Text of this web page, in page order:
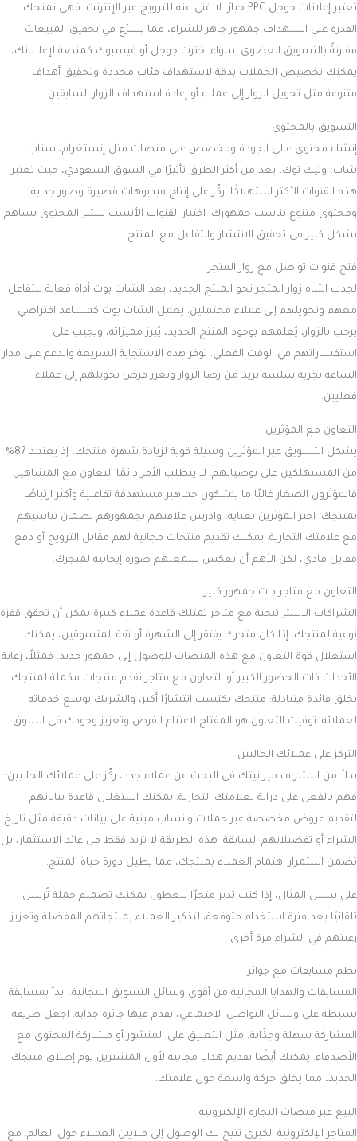
تعتبر إعلانات جوجل PPC خيارًا لا غنى عنه للترويج عبر الإنترنت. فهي تمنحك
القدرة على استهداف جمهور جاهز للشراء، مما يسرّع في تحقيق المبيعات
مقارنةً بالتسويق العضوي. سواء اخترت جوجل أو فيسبوك كمنصة لإعلاناتك،
يمكنك تخصيص الحملات بدقة لاستهداف فئات محددة وتحقيق أهداف
متنوعة مثل تحويل الزوار إلى عملاء أو إعادة استهداف الزوار السابقين.
التسويق بالمحتوى
إنشاء محتوى عالي الجودة ومخصص على منصات مثل إنستغرام، سناب
شات، وتيك توك، يعد من أكثر الطرق تأثيرًا في السوق السعودي، حيث تعتبر
هذه القنوات الأكثر استهلاكًا. ركّز على إنتاج فيديوهات قصيرة وصور جذابة
ومحتوى متنوع يناسب جمهورك. اختيار القنوات الأنسب لنشر المحتوى يساهم
بشكل كبير في تحقيق الانتشار والتفاعل مع المنتج.
فتح قنوات تواصل مع زوار المتجر
لجذب انتباه زوار المتجر نحو المنتج الجديد، يعد الشات بوت أداة فعالة للتفاعل
معهم وتحويلهم إلى عملاء محتملين. يعمل الشات بوت كمساعد افتراضي
يرحب بالزوار، يُعلمهم بوجود المنتج الجديد، يُبرز مميزاته، ويجيب على
استفساراتهم في الوقت الفعلي. توفر هذه الاستجابة السريعة والدعم على مدار
الساعة تجربة سلسة تزيد من رضا الزوار وتعزز فرص تحويلهم إلى عملاء
فعليين.
التعاون مع المؤثرين
يشكل التسويق عبر المؤثرين وسيلة قوية لزيادة شهرة منتجك، إذ يعتمد 87%
من المستهلكين على توصياتهم. لا يتطلب الأمر دائمًا التعاون مع المشاهير،
فالمؤثرون الصغار غالبًا ما يمتلكون جماهير مستهدفة تفاعلية وأكثر ارتباطًا
بمنتجك. اختر المؤثرين بعناية، وادرس علاقتهم بجمهورهم لضمان تناسبهم
مع علامتك التجارية. يمكنك تقديم منتجات مجانية لهم مقابل الترويج أو دفع
مقابل مادي، لكن الأهم أن تعكس سمعتهم صورة إيجابية لمتجرك.
التعاون مع متاجر ذات جمهور كبير
الشراكات الاستراتيجية مع متاجر تمتلك قاعدة عملاء كبيرة يمكن أن تحقق قفزة
نوعية لمنتجك. إذا كان متجرك يفتقر إلى الشهرة أو ثقة المتسوقين، يمكنك
استغلال قوة التعاون مع هذه المنصات للوصول إلى جمهور جديد. فمثلاً، رعاية
الأحداث ذات الحضور الكبير أو التعاون مع متاجر تقدم منتجات مكملة لمنتجك
يخلق فائدة متبادلة: منتجك يكتسب انتشارًا أكبر، والشريك يوسع خدماته
لعملائه. توقيت التعاون هو المفتاح لاغتنام الفرص وتعزيز وجودك في السوق.
التركز على عملائك الحاليين
بدلاً من استنزاف ميزانيتك في البحث عن عملاء جدد، ركّز على عملائك الحاليين؛
فهم بالفعل على دراية بعلامتك التجارية. يمكنك استغلال قاعدة بياناتهم
لتقديم عروض مخصصة عبر حملات واتساب مبنية على بيانات دقيقة مثل تاريخ
الشراء أو تفضيلاتهم السابقة. هذه الطريقة لا تزيد فقط من عائد الاستثمار، بل
تضمن استمرار اهتمام العملاء بمنتجك، مما يطيل دورة حياة المنتج.
على سبيل المثال، إذا كنت تدير متجرًا للعطور، يمكنك تصميم حملة تُرسل
تلقائيًا بعد فترة استخدام متوقعة، لتذكير العملاء بمنتجاتهم المفضلة وتعزيز
رغبتهم في الشراء مرة أخرى.
نظم مسابقات مع جوائز
المسابقات والهدايا المجانية من أقوى وسائل التسويق المجانية. ابدأ بمسابقة
بسيطة على وسائل التواصل الاجتماعي، تقدم فيها جائزة جذابة. اجعل طريقة
المشاركة سهلة وجذّابة، مثل التعليق على المنشور أو مشاركة المحتوى مع
الأصدقاء. يمكنك أيضًا تقديم هدايا مجانية لأول المشترين يوم إطلاق منتجك
الجديد، مما يخلق حركة واسعة حول علامتك.
البيع عبر منصات التجارة الإلكترونية
المتاجر الإلكترونية الكبرى تتيح لك الوصول إلى ملايين العملاء حول العالم. مع